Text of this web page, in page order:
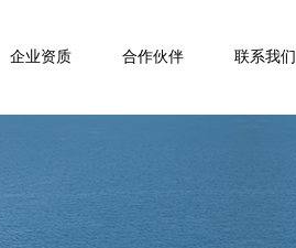
企业资质 合作伙伴 联系我们